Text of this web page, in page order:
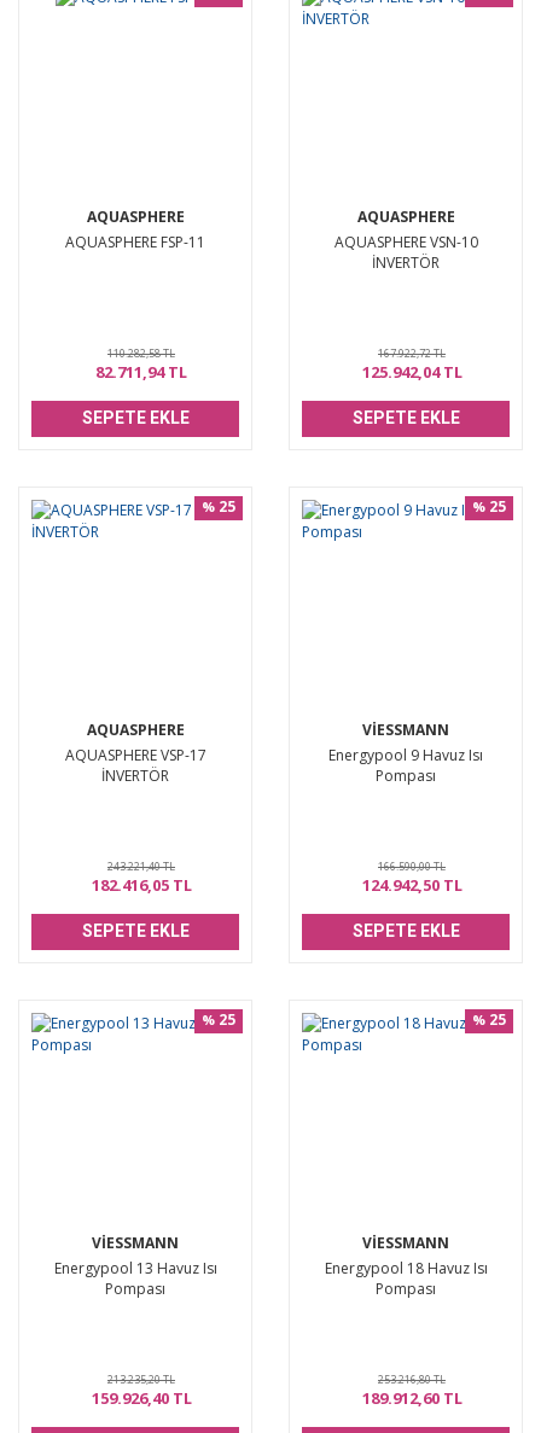
AQUASPHERE
AQUASPHERE FSP-11
110.282,58 TL
82.711,94 TL
SEPETE EKLE
AQUASPHERE
AQUASPHERE VSN-10
İNVERTÖR
167.922,72 TL
125.942,04 TL
SEPETE EKLE
AQUASPHERE
AQUASPHERE VSP-17
İNVERTÖR
% 25
243.221,40 TL
182.416,05 TL
SEPETE EKLE
VIESSMANN
Energypool 9 Havuz Isı
Pompası
% 25
166.590,00 TL
124.942,50 TL
SEPETE EKLE
VIESSMANN
Energypool 13 Havuz Isı
Pompası
% 25
213.235,20 TL
159.926,40 TL
VIESSMANN
Energypool 18 Havuz Isı
Pompası
% 25
253.216,80 TL
189.912,60 TL